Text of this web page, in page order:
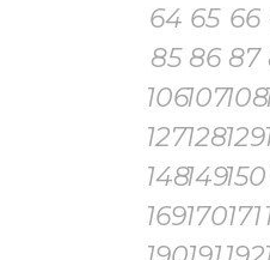
64 65 66
85 86 87
106107108
127128129
148149150
169170171